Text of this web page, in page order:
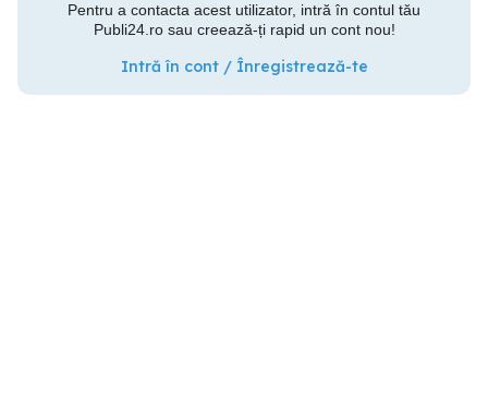
Pentru a contacta acest utilizator, intră în contul tău
Publi24.ro sau creează-ți rapid un cont nou!
Intră în cont / Înregistrează-te